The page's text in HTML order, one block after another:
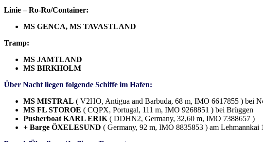
Linie – Ro-Ro/Container:
MS GENCA, MS TAVASTLAND
Tramp:
MS JAMTLAND
MS BIRKHOLM
Über Nacht liegen folgende Schiffe im Hafen:
MS MISTRAL ( V2HO, Antigua and Barbuda, 68 m, IMO 6617855 ) bei
MS FL STOROE ( CQPX, Portugal, 111 m, IMO 9268851 ) bei Brüggen
Pusherboat KARL ERIK ( DDHN2, Germany, 32,60 m, IMO 7388657 )
+ Barge ÖXELESUND ( Germany, 92 m, IMO 8835853 ) am Lehmannkai 1